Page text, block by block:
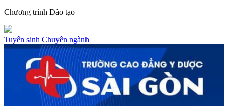
Chương trình Đào tạo
Tuyển sinh Chuyên ngành